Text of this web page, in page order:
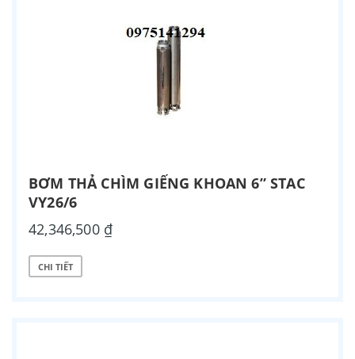
BƠM THẢ CHÌM GIẾNG KHOAN 6” STAC
VY26/6
42,346,500 ₫
CHI TIẾT